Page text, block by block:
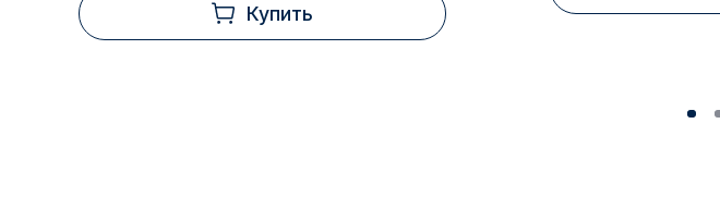
Купить